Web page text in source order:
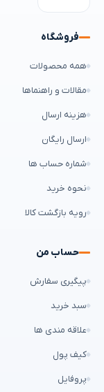
فروشگاه
همه محصولات
مقالات و راهنماها
هزینه ارسال
ارسال رایگان
شماره حساب ها
نحوه خرید
رویه بازگشت کالا
حساب من
پیگیری سفارش
سبد خرید
علاقه مندی ها
کیف پول
پروفایل